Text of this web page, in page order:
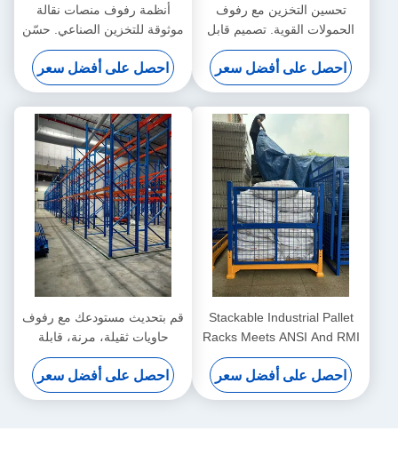
تحسين التخزين مع رفوف
الحمولات القوية. تصميم قابل
للتوسع، سعة حمولة عالية،
والتعامل الفعال للمستودعات
الصناعية.
احصل على أفضل سعر
أنظمة رفوف منصات نقالة
موثوقة للتخزين الصناعي. حسّن
الكفاءة والسلامة واستخدام
المساحة بحلول قابلة للتخصيص.
احصل على أفضل سعر
Stackable Industrial Pallet
Racks Meets ANSI And RMI
Standards For Customized
Storage Solutions
احصل على أفضل سعر
قم بتحديث مستودعك مع رفوف
حاويات ثقيلة، مرنة، قابلة
للتوسع، ومصممة للتخزين
الصناعي عالي الأداء
احصل على أفضل سعر